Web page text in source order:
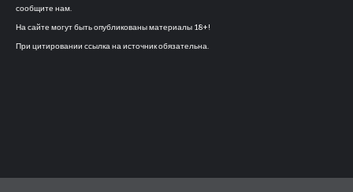
сообщите нам.
На сайте могут быть опубликованы материалы 18+!
При цитировании ссылка на источник обязательна.